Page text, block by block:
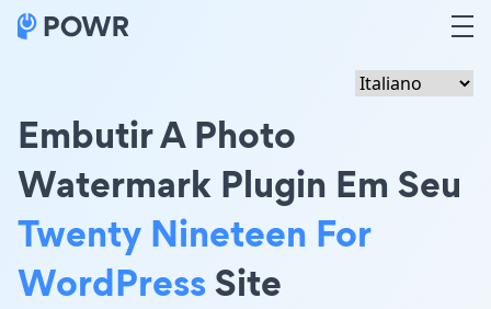
Embutir A Photo
Watermark Plugin Em Seu
Twenty Nineteen For
WordPressSite